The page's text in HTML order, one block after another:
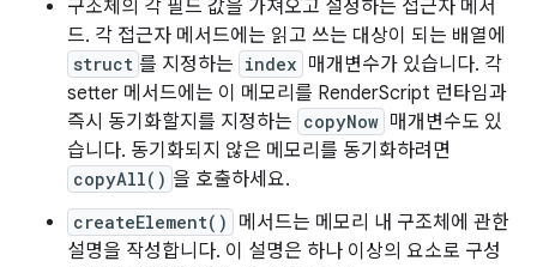
구조체의 각 필드 값을 가져오고 설정하는 접근자 메서
드. 각 접근자 메서드에는 읽고 쓰는 대상이 되는 배열에
struct 를 지정하는 index 매개변수가 있습니다. 각
setter 메서드에는 이 메모리를 RenderScript 런타임과
즉시 동기화할지를 지정하는 copyNow 매개변수도 있
습니다. 동기화되지 않은 메모리를 동기화하려면
copyAll() 을 호출하세요.
createElement()
메서드는 메모리 내 구조체에 관한
설명을 작성합니다. 이 설명은 하나 이상의 요소로 구성